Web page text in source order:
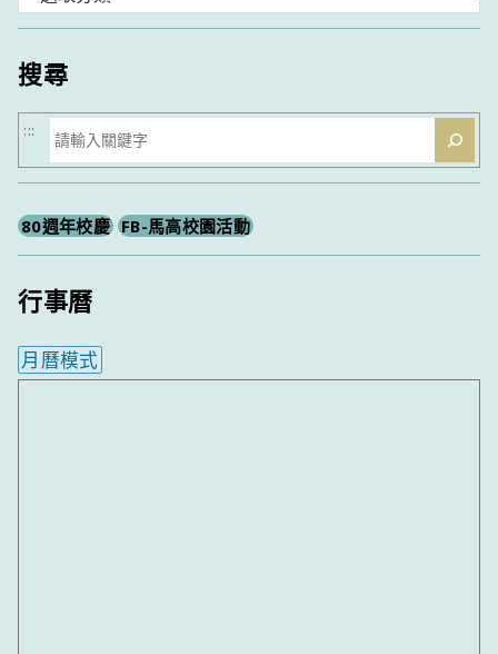
類
搜尋
搜
尋
:::
80週年校慶 FB-馬高校園活動
行事曆
月曆模式